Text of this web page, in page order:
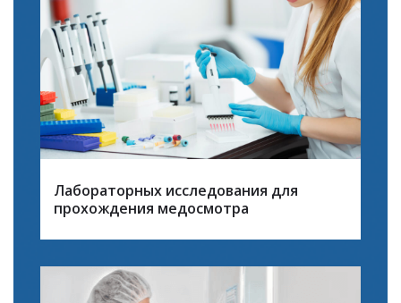
Лабораторных исследования для
прохождения медосмотра